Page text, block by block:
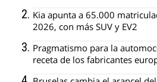
Kia apunta a 65.000
2026, con más SUV y EV2
Pragmatismo para la
receta de los fabricantes